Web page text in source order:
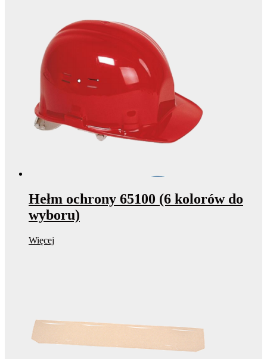
Hełm ochrony 65100 (6 kolorów do
wyboru)
Więcej